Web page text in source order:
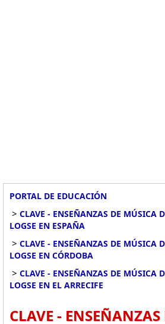
PORTAL DE EDUCACIÓN
> CLAVE - ENSEÑANZAS DE MÚSICA
LOGSE EN ESPAÑA
> CLAVE - ENSEÑANZAS DE MÚSICA
LOGSE EN CÓRDOBA
> CLAVE - ENSEÑANZAS DE MÚSICA
LOGSE EN EL ARRECIFE
CLAVE -